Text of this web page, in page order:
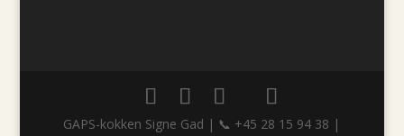
GAPS-kokken Signe Gad | 📞 +45 28 15 94 38 |